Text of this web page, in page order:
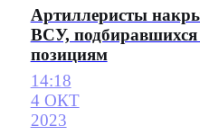
Артиллеристы
ВСУ, подбиравшихся
позициям
14:18
4 ОКТ
2023